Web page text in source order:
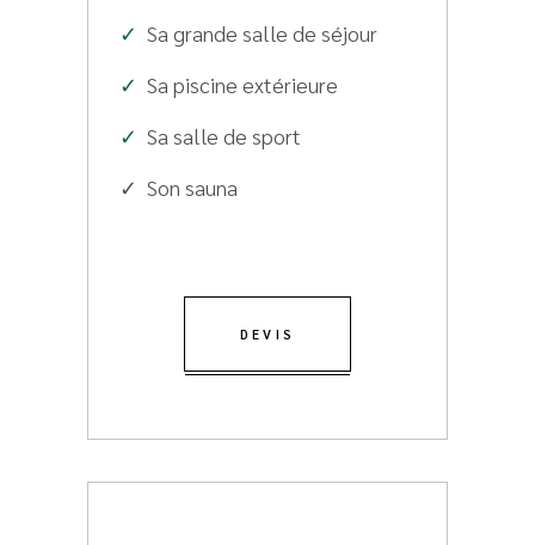
✓ Sa grande salle de séjour
✓ Sa piscine extérieure
✓ Sa salle de sport
✓ Son sauna
DEVIS